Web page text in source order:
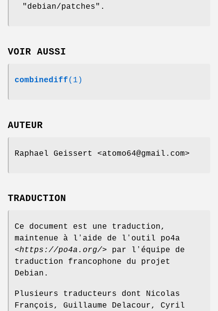
"debian/patches".
VOIR AUSSI
combinediff(1)
AUTEUR
Raphael Geissert <atomo64@gmail.com>
TRADUCTION
Ce document est une traduction,
maintenue à lʼaide de lʼoutil po4a
<https://po4a.org/> par lʼéquipe de
traduction francophone du projet
Debian.
Plusieurs traducteurs dont Nicolas
François, Guillaume Delacour, Cyril